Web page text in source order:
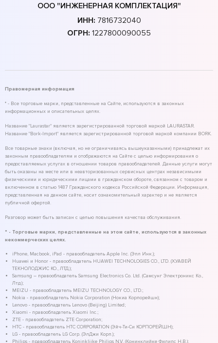
ООО "ИНЖЕНЕРНАЯ КОМПЛЕКТАЦИЯ"
ИНН: 7816732040
ОГРН: 1227800090055
Правомерная информация
* - Все торговые марки, представленные на Сайте, используются в законных
информационных и описательных целях.
Название "Laurastar" является зарегистрированной торговой маркой LAURASTAR.
Название "Bork-Import" является зарегистрированной торговой маркой компании BORK.
Все товарные знаки (включая, но не ограничиваясь вышеуказанными) принадлежат их
законным правообладателям и отображаются на Сайте с целью информирования о
предоставляемых услугах в отношении товаров правообладателей. Данные услуги могут
быть оказаны на месте или в неавторизованных сервисных центрах независимыми
физическими и юридическими лицами в гражданском обороте, связанном с товаром и
включенном в статью 1487 Гражданского кодекса Российской Федерации. Информация,
представленная на данном сайте, носит ознакомительный характер и не является
публичной офертой.
Разговор может быть записан с целью повышения качества обслуживания.
* - Торговые марки, представленные на этом сайте, используются в законных
некоммерческих целях.
iPhone, Macbook, iPad - правообладатель Apple Inc. (Эпл Инк.);
Huawei и Honor - правообладатель HUAWEI TECHNOLOGIES CO., LTD. (ХУАВЕЙ
ТЕКНОЛОДЖИС КО., ЛТД.);
Samsung – правообладатель Samsung Electronics Co. Ltd. (Самсунг Электроникс Ко.,
Лтд.);
MEIZU - правообладатель MEIZU TECHNOLOGY CO., LTD.;
Nokia - правообладатель Nokia Corporation (Нокиа Корпорейшн);
Lenovo - правообладатель Lenovo (Beijing) Limited;
Xiaomi - правообладатель Xiaomi Inc.;
ZTE - правообладатель ZTE Corporation;
HTC - правообладатель HTC CORPORATION (Эйч-Ти-Си КОРПОРЕЙШН);
LG - правообладатель LG Corp. (ЭлДжи Корп.);
Philips - правообладатель Koninklijke Philips N.V. (Конинклийке Филипс Н.В.);